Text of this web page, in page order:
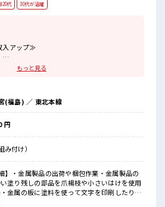
20代
30代が活躍
入アップ≫
プライベート満喫！
髪色自由♪
の服選びに悩まずOK♪
るのは不安だけど、
います！
プUP目指していきましょう！
≫
きる、
もっと見る
(福島) ／ 東北本線
円
付け）
】・金属製品の出荷や梱包作業・金属製品の
塗り残しの部品を爪楊枝や小さいはけを使用
金属の板に塗料を使って文字を印刷したり、
・金属製品の組立(電ドラ使用して機械に取り